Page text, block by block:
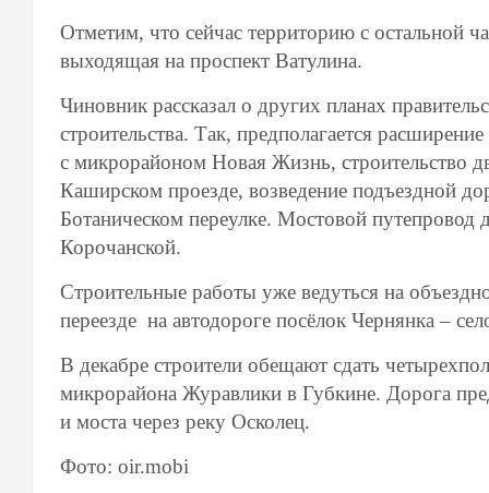
Отметим, что сейчас территорию с остальной
выходящая на проспект Ватулина.
Чиновник рассказал о других планах
строительства. Так, предполагается
с микрорайоном Новая Жизнь, строительство
Каширском проезде, возведение подъездной
Ботаническом переулке. Мостовой путепровод
Корочанской.
Строительные работы уже ведуться на
переезде на автодороге посёлок Чернянка –
В декабре строители обещают сдать
микрорайона Журавлики в Губкине. Дорога
и моста через реку Осколец.
Фото: oir.mobi